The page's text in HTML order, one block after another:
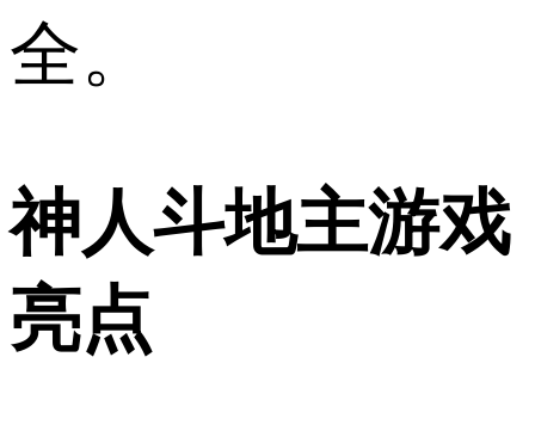
全。
神人斗地主游戏
亮点